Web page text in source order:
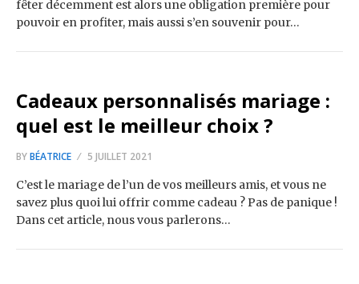
fêter décemment est alors une obligation première pour
pouvoir en profiter, mais aussi s’en souvenir pour…
Cadeaux personnalisés mariage :
quel est le meilleur choix ?
BYBÉATRICE 5 JUILLET 2021
C’est le mariage de l’un de vos meilleurs amis, et vous ne
savez plus quoi lui offrir comme cadeau ? Pas de panique !
Dans cet article, nous vous parlerons…